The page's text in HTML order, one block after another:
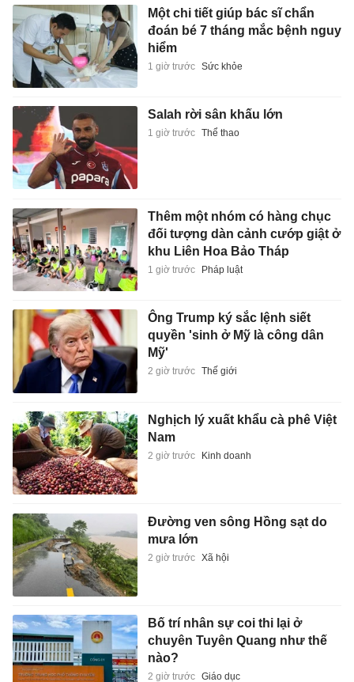
Một chi tiết giúp bác sĩ chẩn
đoán bé 7 tháng mắc bệnh nguy
hiểm
1 giờ trước Sức khỏe
Salah rời sân khấu lớn
1 giờ trước Thể thao
Thêm một nhóm có hàng chục
đối tượng dàn cảnh cướp giật ở
khu Liên Hoa Bảo Tháp
1 giờ trước Pháp luật
Ông Trump ký sắc lệnh siết
quyền 'sinh ở Mỹ là công dân
Mỹ'
2 giờ trước Thế giới
Nghịch lý xuất khẩu cà phê Việt
Nam
2 giờ trước Kinh doanh
Đường ven sông Hồng sạt do
mưa lớn
2 giờ trước Xã hội
Bố trí nhân sự coi thi lại ở
chuyên Tuyên Quang như thế
nào?
2 giờ trước Giáo dục